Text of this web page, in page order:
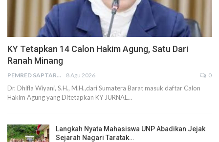
KY Tetapkan 14 Calon Hakim Agung, Satu Dari
Ranah Minang
PEMRED SAPTARIUS 8 Agu 2026 0
Dr. Dhifla Wiyani, S.H., M.H.,dari Sumatera Barat masuk daftar Calon
Hakim Agung yang Ditetapkan KY JURNAL…
Langkah Nyata Mahasiswa UNP Abadikan Jejak
Sejarah Nagari Taratak…